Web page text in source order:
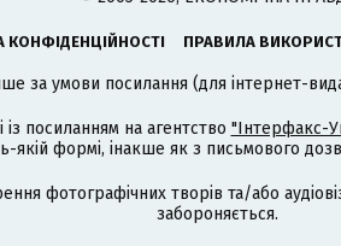
КОНФІДЕНЦІЙНОСТІ ПРАВИЛА
за умови посилання (для інтернет-
із посиланням на агентство "Інтерфакс-
формі, інакше як з письмового
фотографічних творів та/або
забороняється.